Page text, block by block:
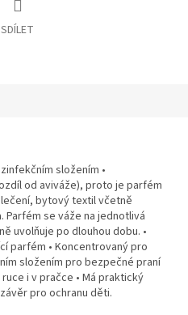
SDÍLET
složením •
od aviváže), proto je parfém
bytový textil včetně
Parfém se váže na jednotlivá
uvolňuje po dlouhou dobu. •
parfém • Koncentrovaný pro
složením pro bezpečné praní
i v pračce • Má praktický
pro ochranu děti.